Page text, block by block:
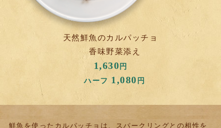
天然鮮魚のカルパッチョ
香味野菜添え
1,630 円
ハーフ 1,080 円
鮮魚を使ったカルパッチョは、スパークリングとの相性を